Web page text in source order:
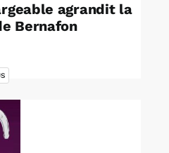
agrandit la
Bernafon